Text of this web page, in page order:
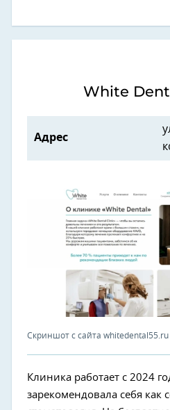
White
Адрес
Скриншот с сайта whitedental55.ru
Клиника работает с 2024
зарекомендовала себя как